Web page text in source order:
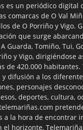
es un periódico digital
comarcas de O Val
de O Porriño y Vigo.
que surge
Guarda, Tomiño, Tui,
y Vigo, dirigiéndose
de 420.000 habitantes.
difusión a los
personajes
deportes, cultura,
a la hora de encontrar
el horizonte,